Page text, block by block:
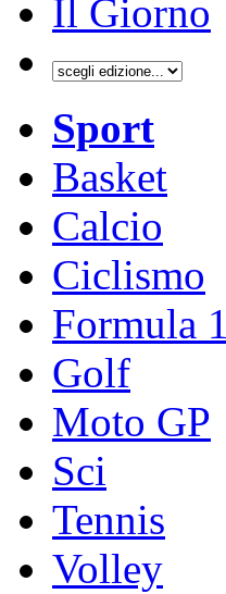
Il Giorno
Sport
Basket
Calcio
Ciclismo
Formula 1
Golf
Moto GP
Sci
Tennis
Volley